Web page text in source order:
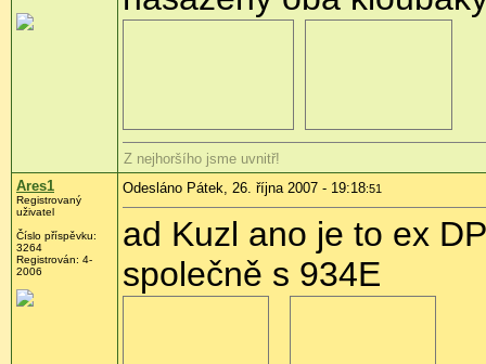
Z nejhoršího jsme uvnitř!
Ares1
Registrovaný
uživatel
Číslo příspěvku:
3264
Registrován: 4-
2006
Odesláno Pátek, 26. října 2007 - 19:18:51
ad Kuzl ano je to ex
společně s 934E